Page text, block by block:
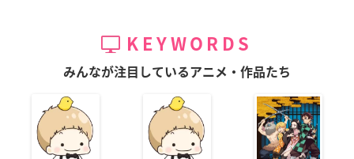
ヤマノススメ セカン
ドシーズン
あおい
ノーゲーム・ノーラ
イフ
クラミー・ツェル
マンガ家さんとアシ
スタントさんと
風羽りんな
KEYWORDS
みんなが注目しているアニメ・作品たち